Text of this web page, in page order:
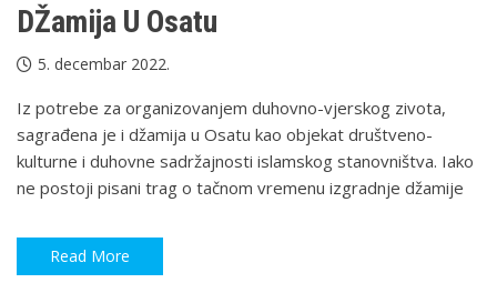
DŽamija U Osatu
5. decembar 2022.
Iz potrebe za organizovanjem duhovno-vjerskog zivota,
sagrađena je i džamija u Osatu kao objekat društveno-
kulturne i duhovne sadržajnosti islamskog stanovništva. Iako
ne postoji pisani trag o tačnom vremenu izgradnje džamije
Read More